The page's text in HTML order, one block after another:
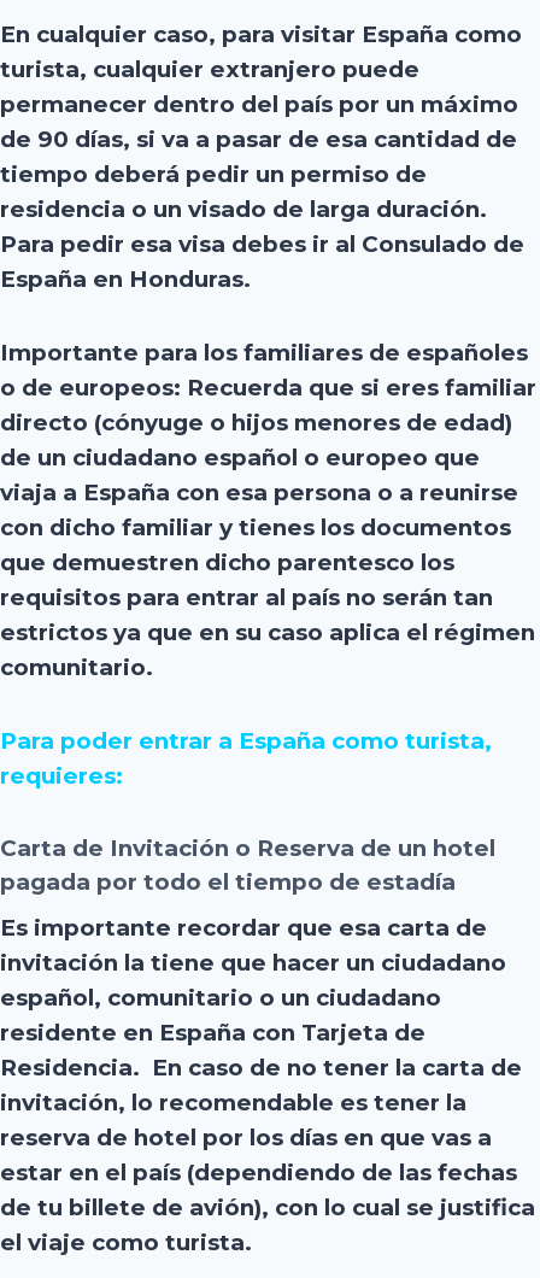
En cualquier caso, para visitar España como
turista, cualquier extranjero puede
permanecer dentro del país por un máximo
de 90 días, si va a pasar de esa cantidad de
tiempo deberá pedir un permiso de
residencia o un visado de larga duración.
Para pedir esa visa debes ir al Consulado de
España en Honduras.
Importante para los familiares de españoles
o de europeos: Recuerda que si eres familiar
directo (cónyuge o hijos menores de edad)
de un ciudadano español o europeo que
viaja a España con esa persona o a reunirse
con dicho familiar y tienes los documentos
que demuestren dicho parentesco los
requisitos para entrar al país no serán tan
estrictos ya que en su caso aplica el régimen
comunitario.
Para poder entrar a España como turista,
requieres:
Carta de Invitación o Reserva de un hotel
pagada por todo el tiempo de estadía
Es importante recordar que esa carta de
invitación la tiene que hacer un ciudadano
español, comunitario o un ciudadano
residente en España con Tarjeta de
Residencia. En caso de no tener la carta de
invitación, lo recomendable es tener la
reserva de hotel por los días en que vas a
estar en el país (dependiendo de las fechas
de tu billete de avión), con lo cual se justifica
el viaje como turista.